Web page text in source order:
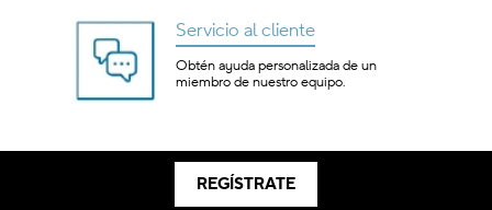
Servicio al cliente
Obtén ayuda personalizada de un
miembro de nuestro equipo.
REGÍSTRATE